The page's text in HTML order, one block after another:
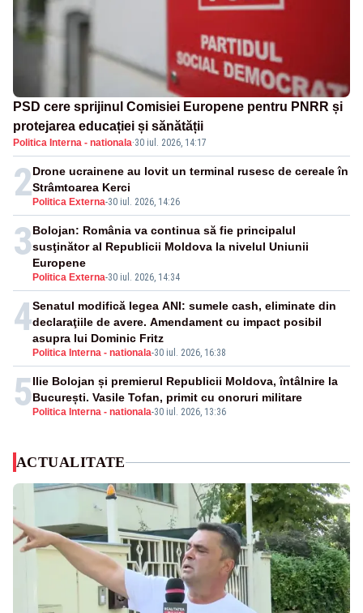
PSD cere sprijinul Comisiei Europene pentru PNRR și
protejarea educației și sănătății
Politica Interna - nationala·30 iul. 2026, 14:17
2 Politica Externa-30 iul. 2026, 14:26
Drone ucrainene au lovit un terminal rusesc de cereale în
Strâmtoarea Kerci
3
Politica Externa-30 iul. 2026, 14:34
Bolojan: România va continua să fie principalul
susţinător al Republicii Moldova la nivelul Uniunii
Europene
4
Politica Interna - nationala-30 iul. 2026, 16:38
Senatul modifică legea ANI: sumele cash, eliminate din
declaraţiile de avere. Amendament cu impact posibil
asupra lui Dominic Fritz
5 Politica Interna - nationala-30 iul. 2026, 13:36
Ilie Bolojan și premierul Republicii Moldova, întâlnire la
București. Vasile Tofan, primit cu onoruri militare
ACTUALITATE